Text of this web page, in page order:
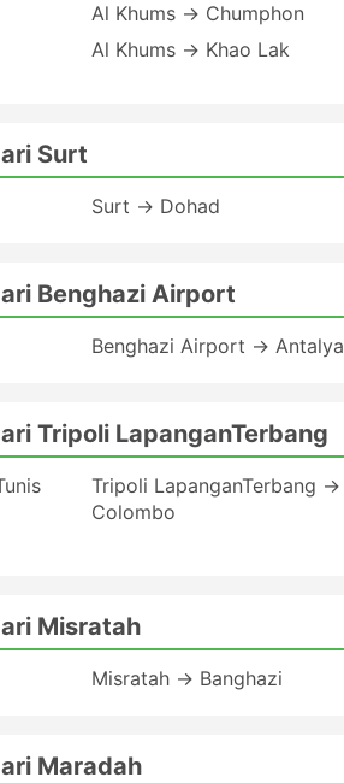
Al Khums → Chumphon
Al Khums → Khao Lak
Surt
Surt → Dohad
Benghazi Airport
Benghazi Airport → Antalya
Tripoli LapanganTerbang
Tripoli LapanganTerbang →
Colombo
Misratah
Misratah → Banghazi
Maradah